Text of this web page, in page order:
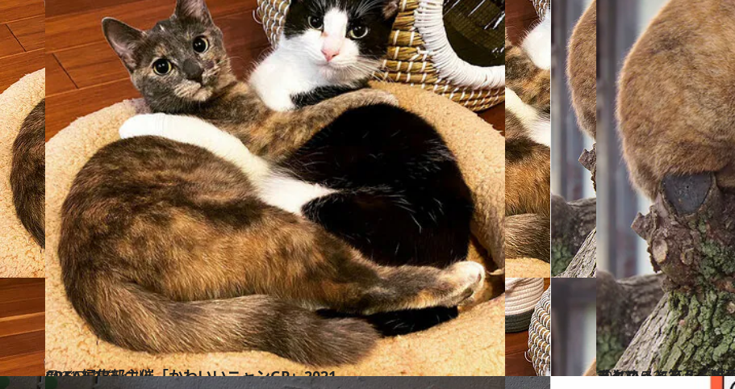
2021.2.18
CREA編集部主催「かわいいニャンGP」2021
ライフスタイル 2020.10.25
【クスっと笑える猫画像50枚超】 動物写真家による面白にゃんこ画像まとめ
ライフスタイル